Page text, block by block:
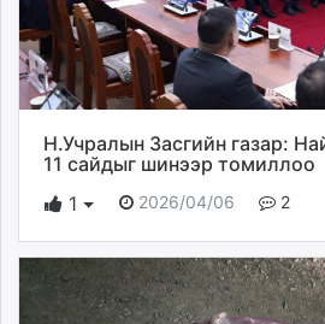
Н.Учралын Засгийн газар:
11 сайдыг шинээр томиллоо
1
2026/04/06 2